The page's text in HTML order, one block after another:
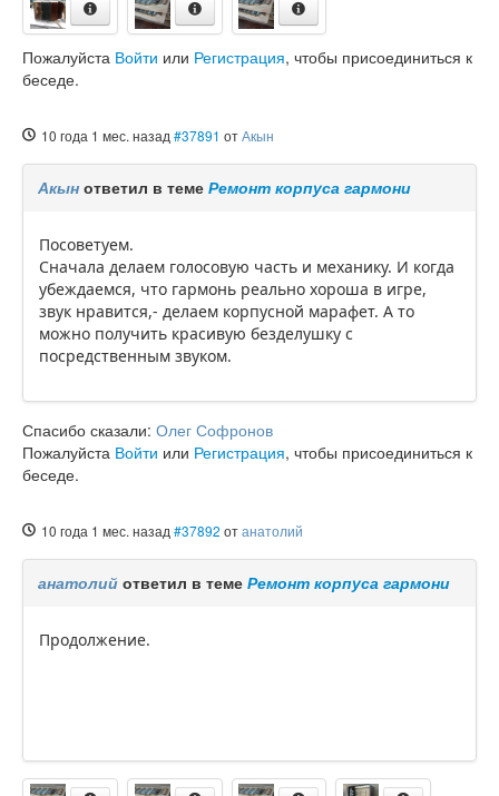
Пожалуйста Войти или Регистрация, чтобы присоединиться к
беседе.
10 года 1 мес. назад #37891 отАкын
Акын ответил в теме Ремонт корпуса гармони
Посоветуем.
Сначала делаем голосовую часть и механику. И когда
убеждаемся, что гармонь реально хороша в игре,
звук нравится,- делаем корпусной марафет. А то
можно получить красивую безделушку с
посредственным звуком.
Спасибо сказали: Олег Софронов
Пожалуйста Войти или Регистрация, чтобы присоединиться к
беседе.
10 года 1 мес. назад #37892 отанатолий
анатолий ответил в теме Ремонт корпуса гармони
Продолжение.